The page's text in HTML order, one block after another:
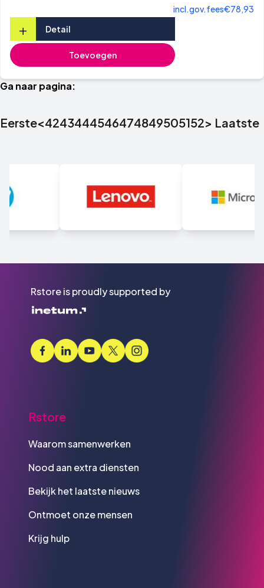
incl.gov.fees€78,93
+ Detail
Toevoegen
Ga naar pagina:
Eerste<4243444546474849505152> Laatste
Rstore is proudly supported by
Rstore
Waarom samenwerken
Nood aan extra diensten
Bekijk het laatste nieuws
Ontmoet onze mensen
Krijg hulp